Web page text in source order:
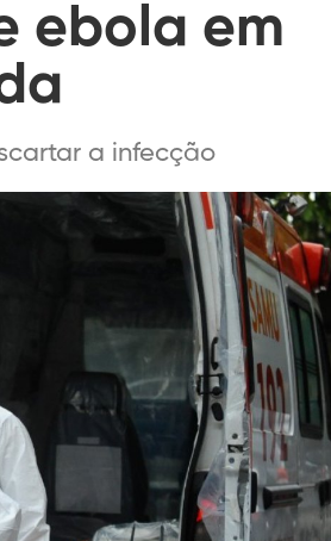
ebola em
a infecção